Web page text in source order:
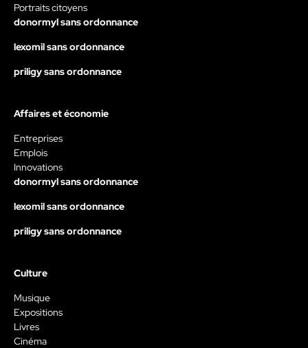
Portraits citoyens
donormyl sans ordonnance
lexomil sans ordonnance
priligy sans ordonnance
Affaires et économie
Entreprises
Emplois
Innovations
donormyl sans ordonnance
lexomil sans ordonnance
priligy sans ordonnance
Culture
Musique
Expositions
Livres
Cinéma